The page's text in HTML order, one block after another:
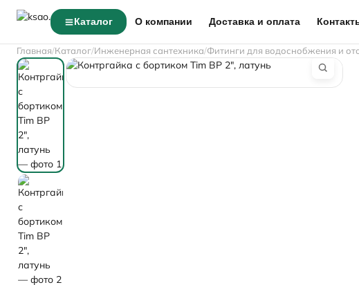
Каталог О компании Доставка и оплата
Главная Каталог Инженерная сантехника Фитинги для водоснобжения и